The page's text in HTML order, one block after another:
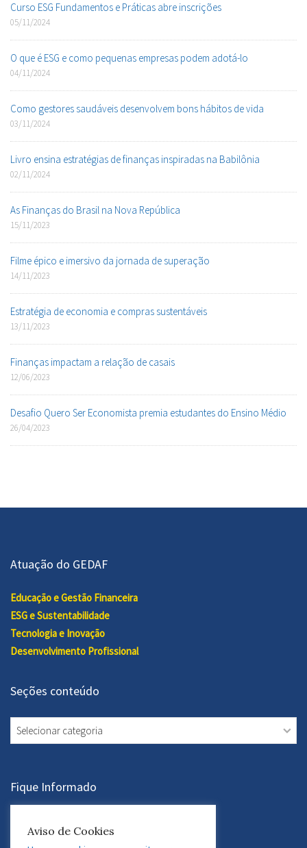
Curso ESG Fundamentos e Práticas abre inscrições
05/11/2024
O que é ESG e como pequenas empresas podem adotá-lo
04/11/2024
Como gestores saudáveis desenvolvem bons hábitos de vida
03/11/2024
Livro ensina estratégias de finanças inspiradas na Babilônia
02/11/2024
As Finanças do Brasil na Nova República
15/11/2023
Filme épico e imersivo da jornada de superação
14/11/2023
Estratégia de economia e compras sustentáveis
13/11/2023
Finanças impactam a relação de casais
12/06/2023
Desafio Quero Ser Economista premia estudantes do Ensino Médio
26/04/2023
Atuação do GEDAF
Educação e Gestão Financeira
ESG e Sustentabilidade
Tecnologia e Inovação
Desenvolvimento Profissional
Seções conteúdo
Seções
conteúdo
Fique Informado
Assine a Newsletter
Aviso de Cookies